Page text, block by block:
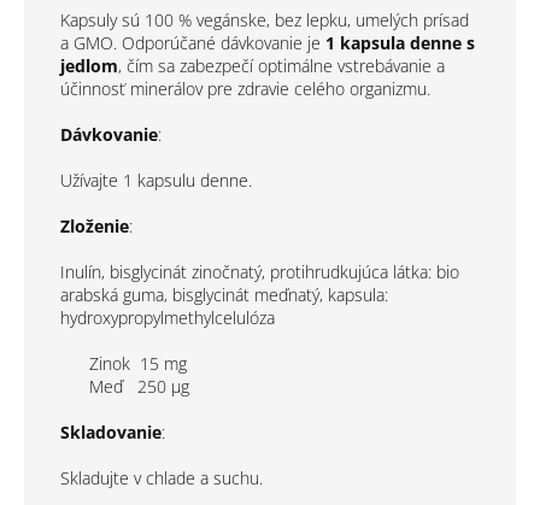
Kapsuly sú 100 % vegánske, bez lepku, umelých prísad
a GMO. Odporúčané dávkovanie je 1 kapsula denne s
jedlom, čím sa zabezpečí optimálne vstrebávanie a
účinnosť minerálov pre zdravie celého organizmu.
Dávkovanie:
Užívajte 1 kapsulu denne.
Zloženie:
Inulín, bisglycinát zinočnatý, protihrudkujúca látka: bio
arabská guma, bisglycinát meďnatý, kapsula:
hydroxypropylmethylcelulóza
Zinok 15 mg
Meď 250 μg
Skladovanie:
Skladujte v chlade a suchu.